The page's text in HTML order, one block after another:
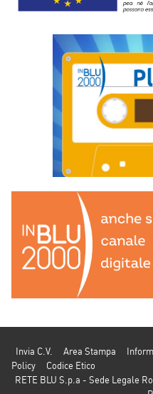
Invia C.V. Area Stampa
Policy
Codice Etico
RETE BLU S.p.a - Sede Legale